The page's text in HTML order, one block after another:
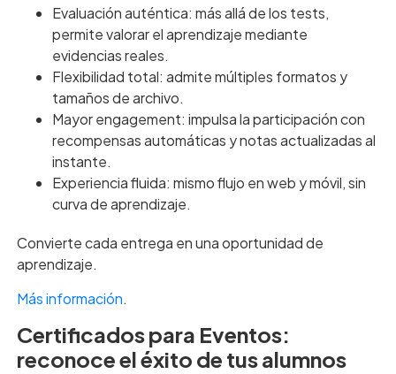
Evaluación auténtica: más allá de los tests,
permite valorar el aprendizaje mediante
evidencias reales.
Flexibilidad total: admite múltiples formatos y
tamaños de archivo.
Mayor engagement: impulsa la participación con
recompensas automáticas y notas actualizadas al
instante.
Experiencia fluida: mismo flujo en web y móvil, sin
curva de aprendizaje.
Convierte cada entrega en una oportunidad de
aprendizaje.
Más información.
Certificados para Eventos:
reconoce el éxito de tus alumnos